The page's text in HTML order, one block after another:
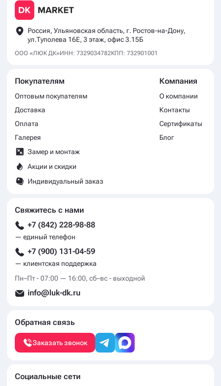
Россия, Ульяновская область, г. Ростов-на-Дону,
ул.Туполева 16Е, 3 этаж, офис 3.15Б
ООО «ЛЮК ДК»ИНН: 7329034782КПП: 732901001
Покупателям
Оптовым покупателям
Доставка
Оплата
Галерея
Замер и монтаж
Акции и скидки
Индивидуальный заказ
Компания
О компании
Контакты
Сертификаты
Блог
Свяжитесь с нами
+7 (842) 228-98-88
— единый телефон
+7 (900) 131-04-59
— клиентская поддержка
Пн–Пт - 07:00 — 16:00, сб–вс - выходной
info@luk-dk.ru
Обратная связь
Заказать звонок
Социальные сети